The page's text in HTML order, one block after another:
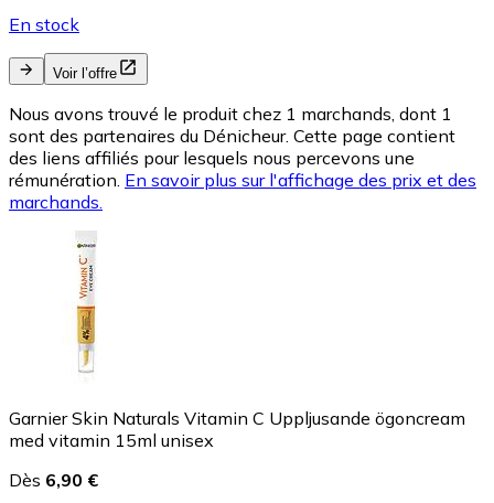
En stock
Voir l’offre
Nous avons trouvé le produit chez 1 marchands, dont 1
sont des partenaires du Dénicheur. Cette page contient
des liens affiliés pour lesquels nous percevons une
rémunération. En savoir plus sur l'affichage des prix et des
marchands.
Garnier Skin Naturals Vitamin C Uppljusande ögoncream
med vitamin 15ml unisex
Dès 6,90 €